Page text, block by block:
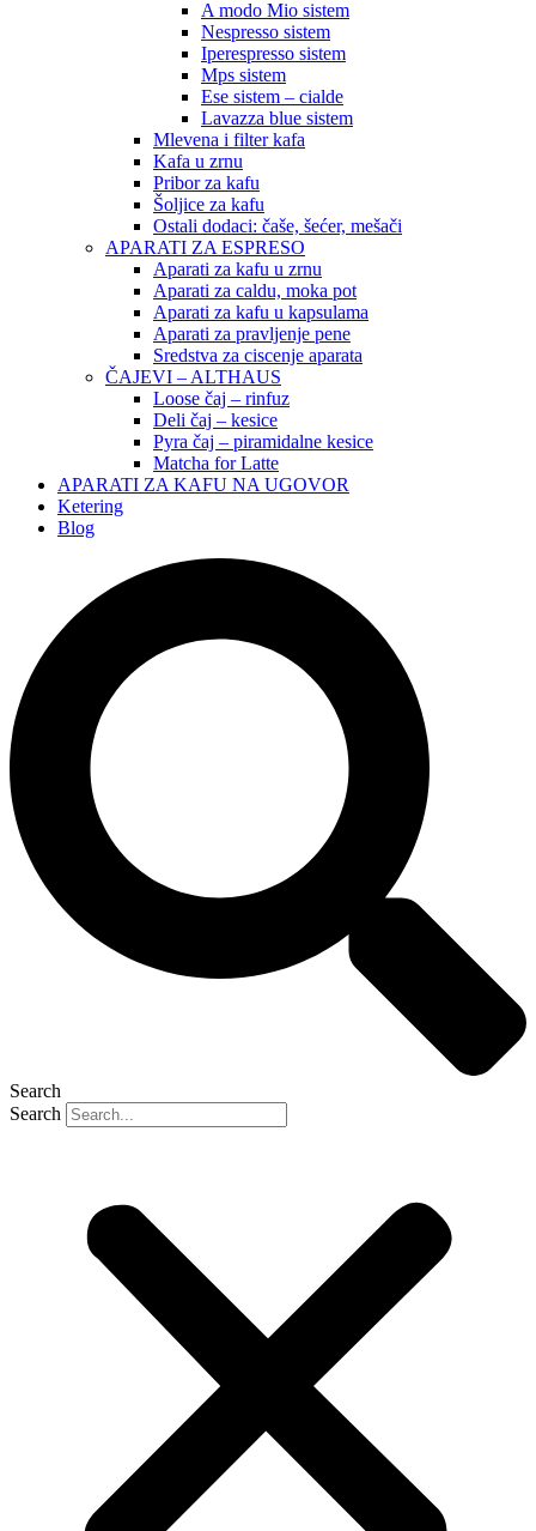
A modo Mio sistem
Nespresso sistem
Iperespresso sistem
Mps sistem
Ese sistem – cialde
Lavazza blue sistem
Mlevena i filter kafa
Kafa u zrnu
Pribor za kafu
Šoljice za kafu
Ostali dodaci: čaše, šećer, mešači
APARATI ZA ESPRESO
Aparati za kafu u zrnu
Aparati za caldu, moka pot
Aparati za kafu u kapsulama
Aparati za pravljenje pene
Sredstva za ciscenje aparata
ČAJEVI – ALTHAUS
Loose čaj – rinfuz
Deli čaj – kesice
Pyra čaj – piramidalne kesice
Matcha for Latte
APARATI ZA KAFU NA UGOVOR
Ketering
Blog
Search
Search